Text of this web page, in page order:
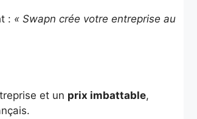
: « Swapn crée votre entreprise au
et un prix imbattable,